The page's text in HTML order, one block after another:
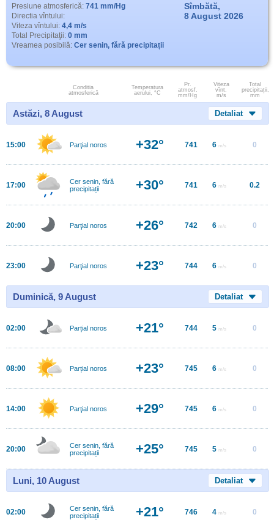
Presiune atmosferică: 741 mm/Hg
Directia vîntului:
Viteza vîntului: 4,4 m/s
Total Precipitaţii: 0 mm
Vreamea posibilă: Cer senin, fără precipitații
Sîmbătă,
8 August 2026
Conditia
atmosferică
Temperatura
aerului, °C
Pr.
atmosf.
mm/Hg
Viteza
vînt.
m/s
Total
precipitații,
mm
Astăzi, 8 August Detaliat
15:00 Parţial noros +32° 741 6 m/s 0
17:00
Cer senin, fără
precipitații
+30° 741 6 m/s 0.2
20:00 Parţial noros +26° 742 6 m/s 0
23:00 Parţial noros +23° 744 6 m/s 0
Duminică, 9 August Detaliat
02:00 Parțial noros +21° 744 5 m/s 0
08:00 Parțial noros +23° 745 6 m/s 0
14:00 Parţial noros +29° 745 6 m/s 0
20:00
Cer senin, fără
precipitații
+25° 745 5 m/s 0
Luni, 10 August Detaliat
02:00
Cer senin, fără
precipitații
+21° 746 4 m/s 0